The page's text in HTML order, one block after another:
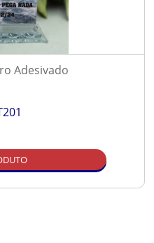
Adesivado